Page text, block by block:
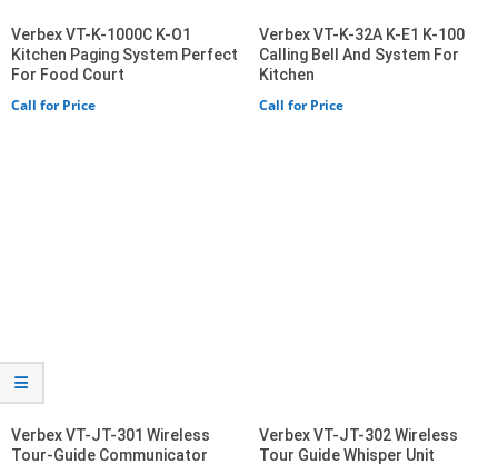
Verbex VT-K-1000C K-O1
Kitchen Paging System Perfect
For Food Court
Call for Price
Verbex VT-K-32A K-E1 K-100
Calling Bell And System For
Kitchen
Call for Price
Verbex VT-JT-301 Wireless
Tour-Guide Communicator
Verbex VT-JT-302 Wireless
Tour Guide Whisper Unit